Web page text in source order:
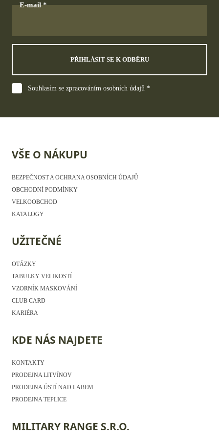
E-mail
PŘIHLÁSIT SE K ODBĚRU
Souhlasím se zpracováním osobních údajů *
VŠE O NÁKUPU
BEZPEČNOST A OCHRANA OSOBNÍCH ÚDAJŮ
OBCHODNÍ PODMÍNKY
VELKOOBCHOD
KATALOGY
UŽITEČNÉ
OTÁZKY
TABULKY VELIKOSTÍ
VZORNÍK MASKOVÁNÍ
CLUB CARD
KARIÉRA
KDE NÁS NAJDETE
KONTAKTY
PRODEJNA LITVÍNOV
PRODEJNA ÚSTÍ NAD LABEM
PRODEJNA TEPLICE
MILITARY RANGE S.R.O.